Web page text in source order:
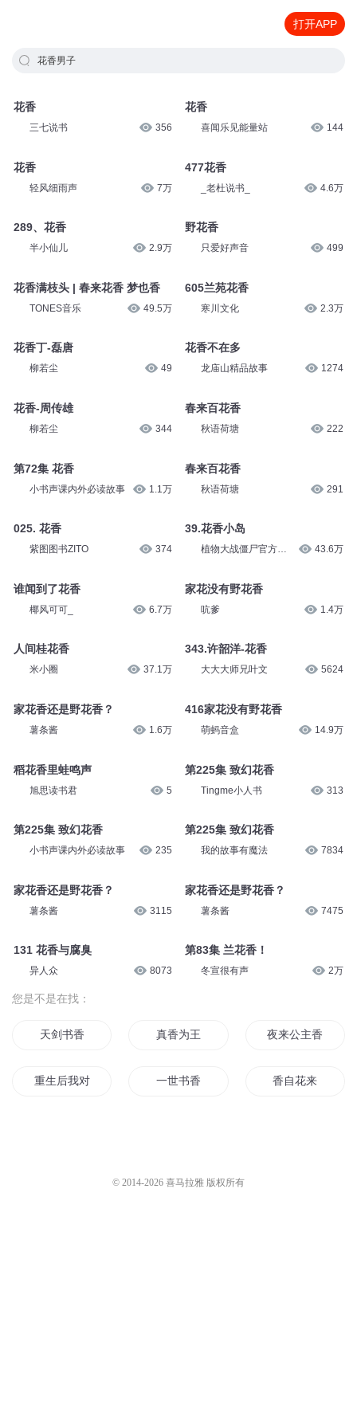
打开APP
花香男子
花香
三七说书 356
花香
轻风细雨声 7万
289、花香
半小仙儿 2.9万
花香满枝头 | 春来花香 梦也香
TONES音乐 49.5万
花香丁-磊唐
柳若尘 49
花香-周传雄
柳若尘 344
第72集 花香
小书声课内外必读故事 1.1万
025. 花香
紫图图书ZITO 374
谁闻到了花香
椰风可可_ 6.7万
人间桂花香
米小圈 37.1万
家花香还是野花香？
薯条酱 1.6万
稻花香里蛙鸣声
旭思读书君 5
第225集 致幻花香
小书声课内外必读故事 235
家花香还是野花香？
薯条酱 3115
131 花香与腐臭
异人众 8073
花香
喜闻乐见能量站 144
477花香
_老杜说书_ 4.6万
野花香
只爱好声音 499
605兰苑花香
寒川文化 2.3万
花香不在多
龙庙山精品故事 1274
春来百花香
秋语荷塘 222
春来百花香
秋语荷塘 291
39.花香小岛
植物大战僵尸官方频
43.6万
家花没有野花香
吭爹 1.4万
343.许韶洋-花香
大大大师兄叶文 5624
416家花没有野花香
萌蚂音盒 14.9万
第225集 致幻花香
Tingme小人书 313
第225集 致幻花香
我的故事有魔法 7834
家花香还是野花香？
薯条酱 7475
第83集 兰花香！
冬宣很有声 2万
您是不是在找：
天剑书香 真香为王 夜来公主香
重生后我对自己真香了 一世书香 香自花来
© 2014-2026 喜马拉雅 版权所有